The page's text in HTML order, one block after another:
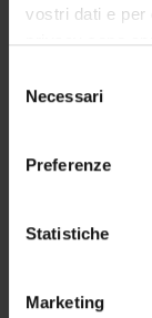
vostri dati e per
privacy sono
modificare o
momento
delNecessari
Preferenze
Statistiche
Marketing
CORSI DI
Persone
Calendario